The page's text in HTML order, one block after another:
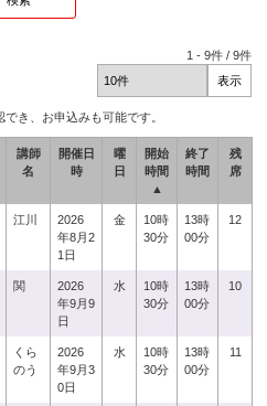
1 -9件 /9件
き、お申込みも可能です。
講師
名
開催日
時
曜
日
開始
時間
▲
終了
時間
残
席
江川
2026
年8月2
1日
金
10時
30分
13時
00分
12
関
2026
年9月9
日
水
10時
30分
13時
00分
10
くら
のう
2026
年9月3
0日
水
10時
30分
13時
00分
11